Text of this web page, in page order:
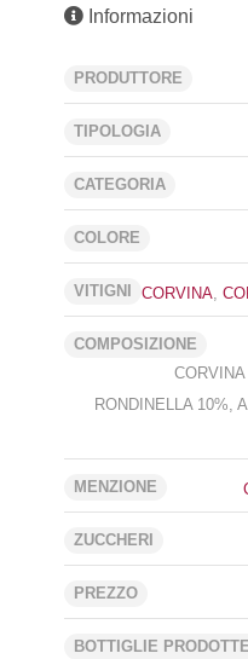
Informazioni
PRODUTTORE
TIPOLOGIA
CATEGORIA
COLORE
VITIGNI CORVINA,
COMPOSIZIONE
RONDINELLA 10%,
MENZIONE
ZUCCHERI
PREZZO
BOTTIGLIE PRODOTTE